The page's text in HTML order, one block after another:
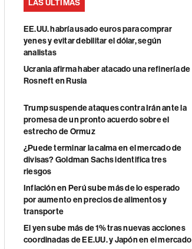
LAS ÚLTIMAS
EE.UU. habría usado euros para comprar
yenes y evitar debilitar el dólar, según
analistas
Ucrania afirma haber atacado una refinería de
Rosneft en Rusia
Trump suspende ataques contra Irán ante la
promesa de un pronto acuerdo sobre el
estrecho de Ormuz
¿Puede terminar la calma en el mercado de
divisas? Goldman Sachs identifica tres
riesgos
Inflación en Perú sube más de lo esperado
por aumento en precios de alimentos y
transporte
El yen sube más de 1% tras nuevas acciones
coordinadas de EE.UU. y Japón en el mercado